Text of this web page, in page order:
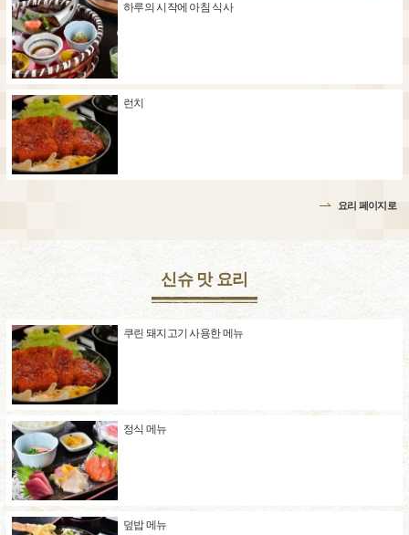
하루의 시작에 아침 식사
런치
요리 페이지로
신슈 맛 요리
쿠린 돼지고기 사용한 메뉴
정식 메뉴
덮밥 메뉴